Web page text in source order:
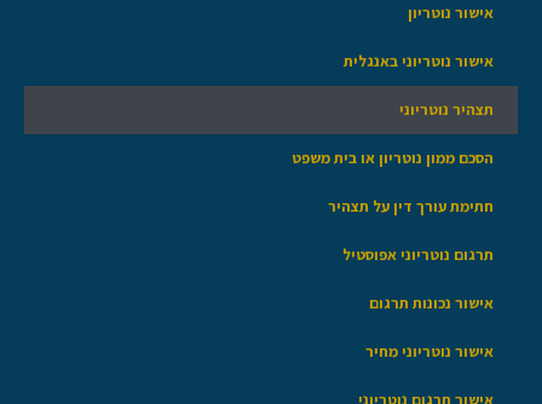
אישור נוטריון
אישור נוטריוני באנגלית
תצהיר נוטריוני
הסכם ממון נוטריון או בית משפט
חתימת עורך דין על תצהיר
תרגום נוטריוני אפוסטיל
אישור נכונות תרגום
אישור נוטריוני מחיר
אישור תרגום נוטריוני